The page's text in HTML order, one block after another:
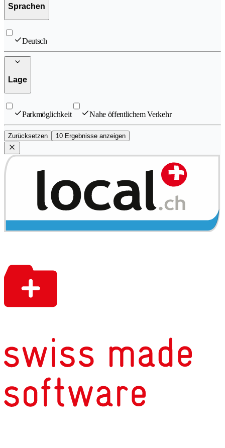
Sprachen
Deutsch
Lage
Parkmöglichkeit Nahe öffentlichem Verkehr
Zurücksetzen 10 Ergebnisse anzeigen